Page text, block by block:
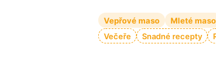
Vepřové maso Mleté maso
Večeře
Snadné recepty